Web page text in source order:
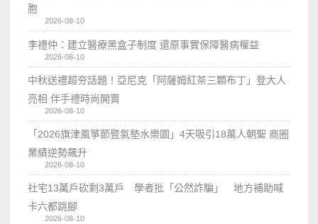
胞
2026-08-10
李禮仲：建立醫療黑盒子制度 還原事實保障醫病權益
2026-08-10
中秋送禮超夯話題！亞尼克「阿薩姆紅茶三顆布丁」登大人
亮相 伴手禮時尚開賣
2026-08-10
「2026旗津風箏節暨氣墊水樂園」4天吸引18萬人朝聖 商圈
業績逆勢飆升
2026-08-10
社宅13萬戶砍剩3萬戶 學者批「公然詐騙」 地方補助喊
卡六都跳腳
2026-08-10